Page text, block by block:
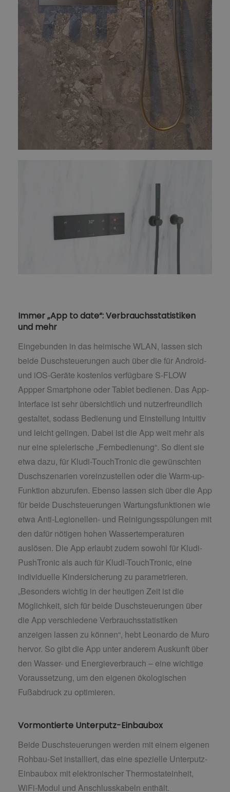
Immer „App to date“: Verbrauchsstatistiken
und mehr
Eingebunden in das heimische WLAN, lassen sich
beide Duschsteuerungen auch über die für Android-
und iOS-Geräte kostenlos verfügbare S-FLOW
Appper Smartphone oder Tablet bedienen. Das App-
Interface ist sehr übersichtlich und nutzerfreundlich
gestaltet, sodass Bedienung und Einstellung intuitiv
und leicht gelingen. Dabei ist die App weit mehr als
nur eine spielerische „Fernbedienung“. So dient sie
etwa dazu, für Kludi-TouchTronic die gewünschten
Duschszenarien voreinzustellen oder die Warm-up-
Funktion abzurufen. Ebenso lassen sich über die App
für beide Duschsteuerungen Wartungsfunktionen wie
etwa Anti-Legionellen- und Reinigungsspülungen mit
den dafür nötigen hohen Wassertemperaturen
auslösen. Die App erlaubt zudem sowohl für Kludi-
PushTronic als auch für Kludi-TouchTronic, eine
individuelle Kindersicherung zu parametrieren.
„Besonders wichtig in der heutigen Zeit ist die
Möglichkeit, sich für beide Duschsteuerungen über
die App verschiedene Verbrauchsstatistiken
anzeigen lassen zu können“, hebt Leonardo de Muro
hervor. So gibt die App unter anderem Auskunft über
den Wasser- und Energieverbrauch – eine wichtige
Voraussetzung, um den eigenen ökologischen
Fußabdruck zu optimieren.
Vormontierte Unterputz-Einbaubox
Beide Duschsteuerungen werden mit einem eigenen
Rohbau-Set installiert, das eine spezielle Unterputz-
Einbaubox mit elektronischer Thermostateinheit,
WiFi-Modul und Anschlusskabeln enthält.